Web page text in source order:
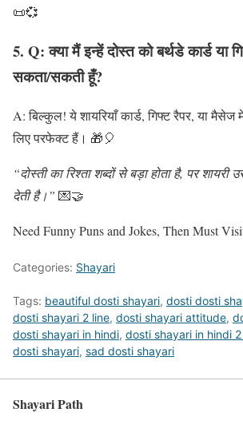
📜💞
5. Q: क्या मैं इन्हें दोस्त को बर्थडे कार्ड
सकता/सकती हूँ?
A: बिल्कुल! ये शायरियाँ कार्ड, गिफ्ट रैपर, या
लिए परफेक्ट हैं। 🎁🎈
“दोस्ती का रिश्ता शब्दों से बड़ा होता है, पर शायरी
देती है।” 💌🤝
Need Funny Puns and Jokes, Then Must
Categories: Shayari
Tags: beautiful dosti shayari, dosti dosti
dosti shayari 2 line, dosti shayari attitude,
dosti shayari in hindi, dosti shayari in hindi
dosti shayari, sad dosti shayari
Shayari Path